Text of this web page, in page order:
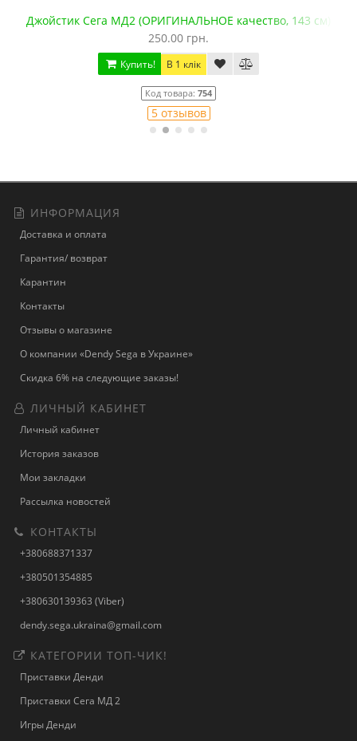
Джойстик Сега МД2 (ОРИГИНАЛЬНОЕ качество, 143 см)
250.00 грн.
Купить! В 1 клік
Код товара: 754
5 отзывов
ИНФОРМАЦИЯ
Доставка и оплата
Гарантия/ возврат
Карантин
Контакты
Отзывы о магазине
О компании «Dendy Sega в Украине»
Скидка 6% на следующие заказы!
ЛИЧНЫЙ КАБИНЕТ
Личный кабинет
История заказов
Мои закладки
Рассылка новостей
КОНТАКТЫ
+380688371337
+380501354885
+380630139363 (Viber)
dendy.sega.ukraina@gmail.com
КАТЕГОРИИ ТОП-ЧИК!
Приставки Денди
Приставки Сега МД 2
Игры Денди